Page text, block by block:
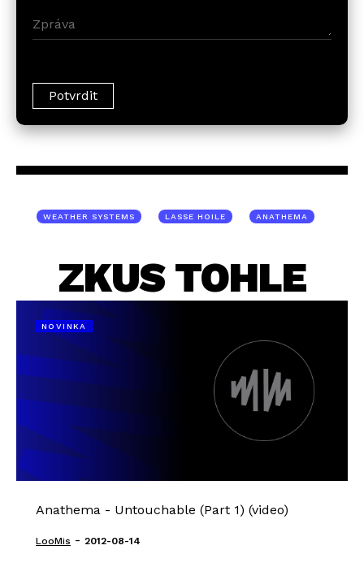
WEATHER SYSTEMS LASSE HOILE ANATHEMA
ZKUS TOHLE
NOVINKA
Anathema - Untouchable (Part 1) (video)
LooMis - 2012-08-14